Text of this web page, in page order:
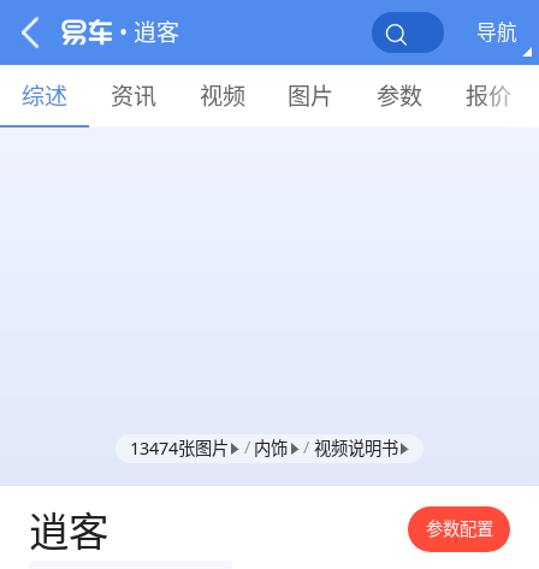
• 逍客 导航
综述 资讯 视频 图片 参数 报价
13474张图片 / 内饰 / 视频说明书
逍客 参数配置